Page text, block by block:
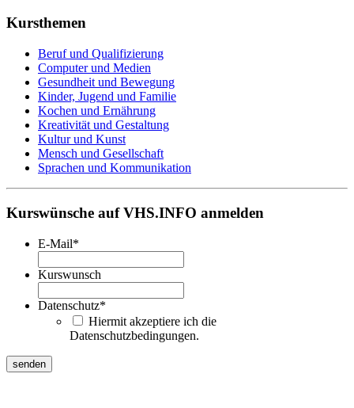
Kursthemen
Beruf und Qualifizierung
Computer und Medien
Gesundheit und Bewegung
Kinder, Jugend und Familie
Kochen und Ernährung
Kreativität und Gestaltung
Kultur und Kunst
Mensch und Gesellschaft
Sprachen und Kommunikation
Kurswünsche auf VHS.INFO anmelden
E-Mail*
Kurswunsch
Datenschutz*
Hiermit akzeptiere ich die
Datenschutzbedingungen.